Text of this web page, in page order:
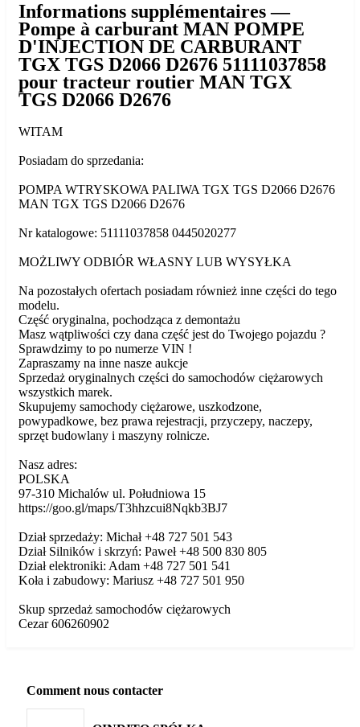
Informations supplémentaires —
Pompe à carburant MAN POMPE
D'INJECTION DE CARBURANT
TGX TGS D2066 D2676 51111037858
pour tracteur routier MAN TGX
TGS D2066 D2676
WITAM
Posiadam do sprzedania:
POMPA WTRYSKOWA PALIWA TGX TGS D2066 D2676
MAN TGX TGS D2066 D2676
Nr katalogowe: 51111037858 0445020277
MOŻLIWY ODBIÓR WŁASNY LUB WYSYŁKA
Na pozostałych ofertach posiadam również inne części do tego
modelu.
Część oryginalna, pochodząca z demontażu
Masz wątpliwości czy dana część jest do Twojego pojazdu ?
Sprawdzimy to po numerze VIN !
Zapraszamy na inne nasze aukcje
Sprzedaż oryginalnych części do samochodów ciężarowych
wszystkich marek.
Skupujemy samochody ciężarowe, uszkodzone,
powypadkowe, bez prawa rejestracji, przyczepy, naczepy,
sprzęt budowlany i maszyny rolnicze.
Nasz adres:
POLSKA
97-310 Michalów ul. Południowa 15
https://goo.gl/maps/T3hhzcui8Nqkb3BJ7
Dział sprzedaży: Michał +48 727 501 543
Dział Silników i skrzyń: Paweł +48 500 830 805
Dział elektroniki: Adam +48 727 501 541
Koła i zabudowy: Mariusz +48 727 501 950
Skup sprzedaż samochodów ciężarowych
Cezar 606260902
Comment nous contacter